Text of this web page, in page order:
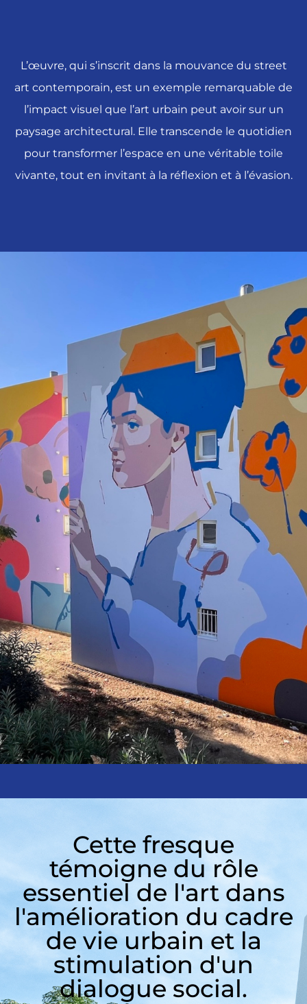
L’œuvre, qui s’inscrit dans la mouvance du street
art contemporain, est un exemple remarquable de
l’impact visuel que l’art urbain peut avoir sur un
paysage architectural. Elle transcende le quotidien
pour transformer l’espace en une véritable toile
vivante, tout en invitant à la réflexion et à l’évasion.
Cette fresque
témoigne du rôle
essentiel de l'art dans
l'amélioration du cadre
de vie urbain et la
stimulation d'un
dialogue social.